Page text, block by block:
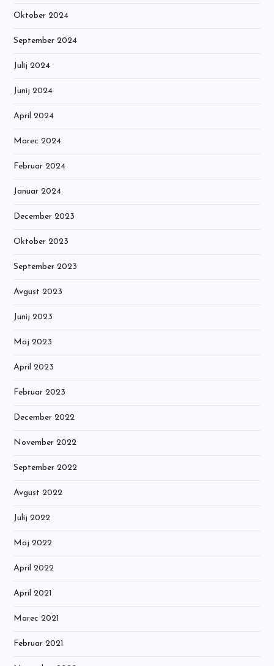
Oktober 2024
September 2024
Julij 2024
Junij 2024
April 2024
Marec 2024
Februar 2024
Januar 2024
December 2023
Oktober 2023
September 2023
Avgust 2023
Junij 2023
Maj 2023
April 2023
Februar 2023
December 2022
November 2022
September 2022
Avgust 2022
Julij 2022
Maj 2022
April 2022
April 2021
Marec 2021
Februar 2021